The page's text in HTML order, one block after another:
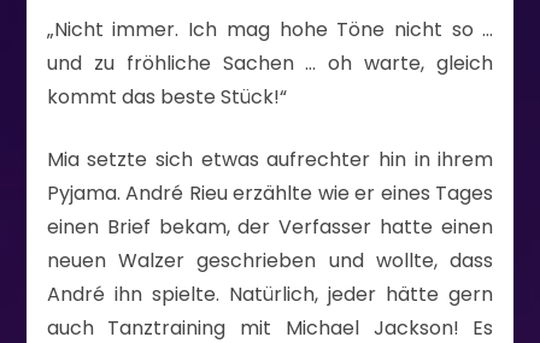
„Nicht immer. Ich mag hohe Töne nicht so …
und zu fröhliche Sachen … oh warte, gleich
kommt das beste Stück!“
Mia setzte sich etwas aufrechter hin in ihrem
Pyjama. André Rieu erzählte wie er eines Tages
einen Brief bekam, der Verfasser hatte einen
neuen Walzer geschrieben und wollte, dass
André ihn spielte. Natürlich, jeder hätte gern
auch Tanztraining mit Michael Jackson! Es